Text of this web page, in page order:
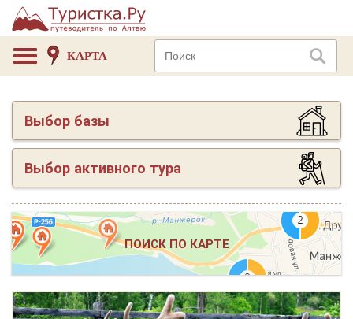
КАРТА
Выбор базы
Выбор активного тура
ПОИСК ПО КАРТЕ